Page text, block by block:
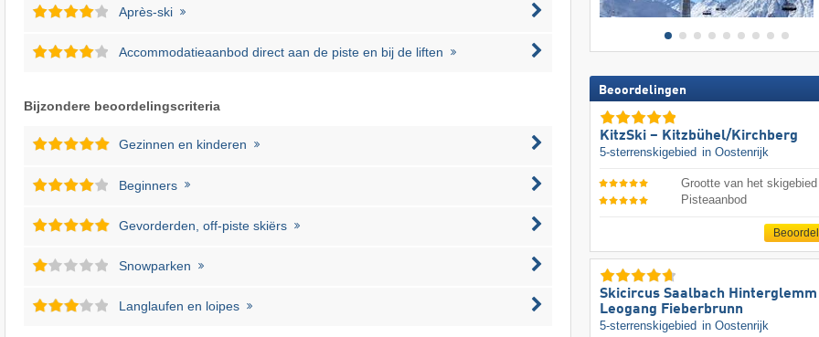
Après-ski
Accommodatieaanbod direct aan de piste en bij de liften
Bijzondere beoordelingscriteria
Gezinnen en kinderen
Beginners
Gevorderden, off-piste skiërs
Snowparken
Langlaufen en loipes
Beoordelingen
KitzSki – Kitzbühel/​Kirchberg
5-sterrenskigebied in Oostenrijk
Grootte van het skigebied
Pisteaanbod
Skicircus Saalbach Hinterglemm
Leogang Fieberbrunn
5-sterrenskigebied in Oostenrijk